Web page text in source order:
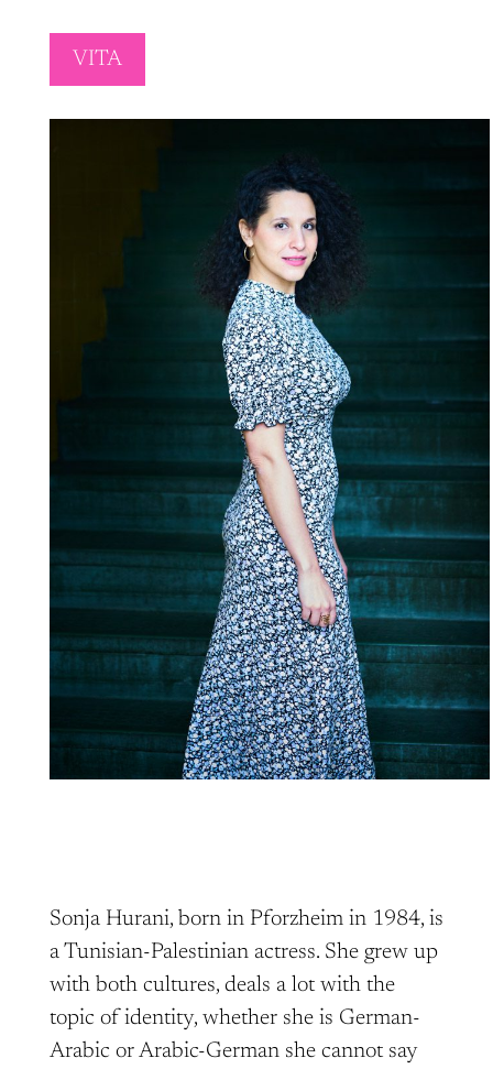
VITA
Sonja Hurani, born in Pforzheim in 1984, is
a Tunisian-Palestinian actress. She grew up
with both cultures, deals a lot with the
topic of identity, whether she is German-
Arabic or Arabic-German she cannot say